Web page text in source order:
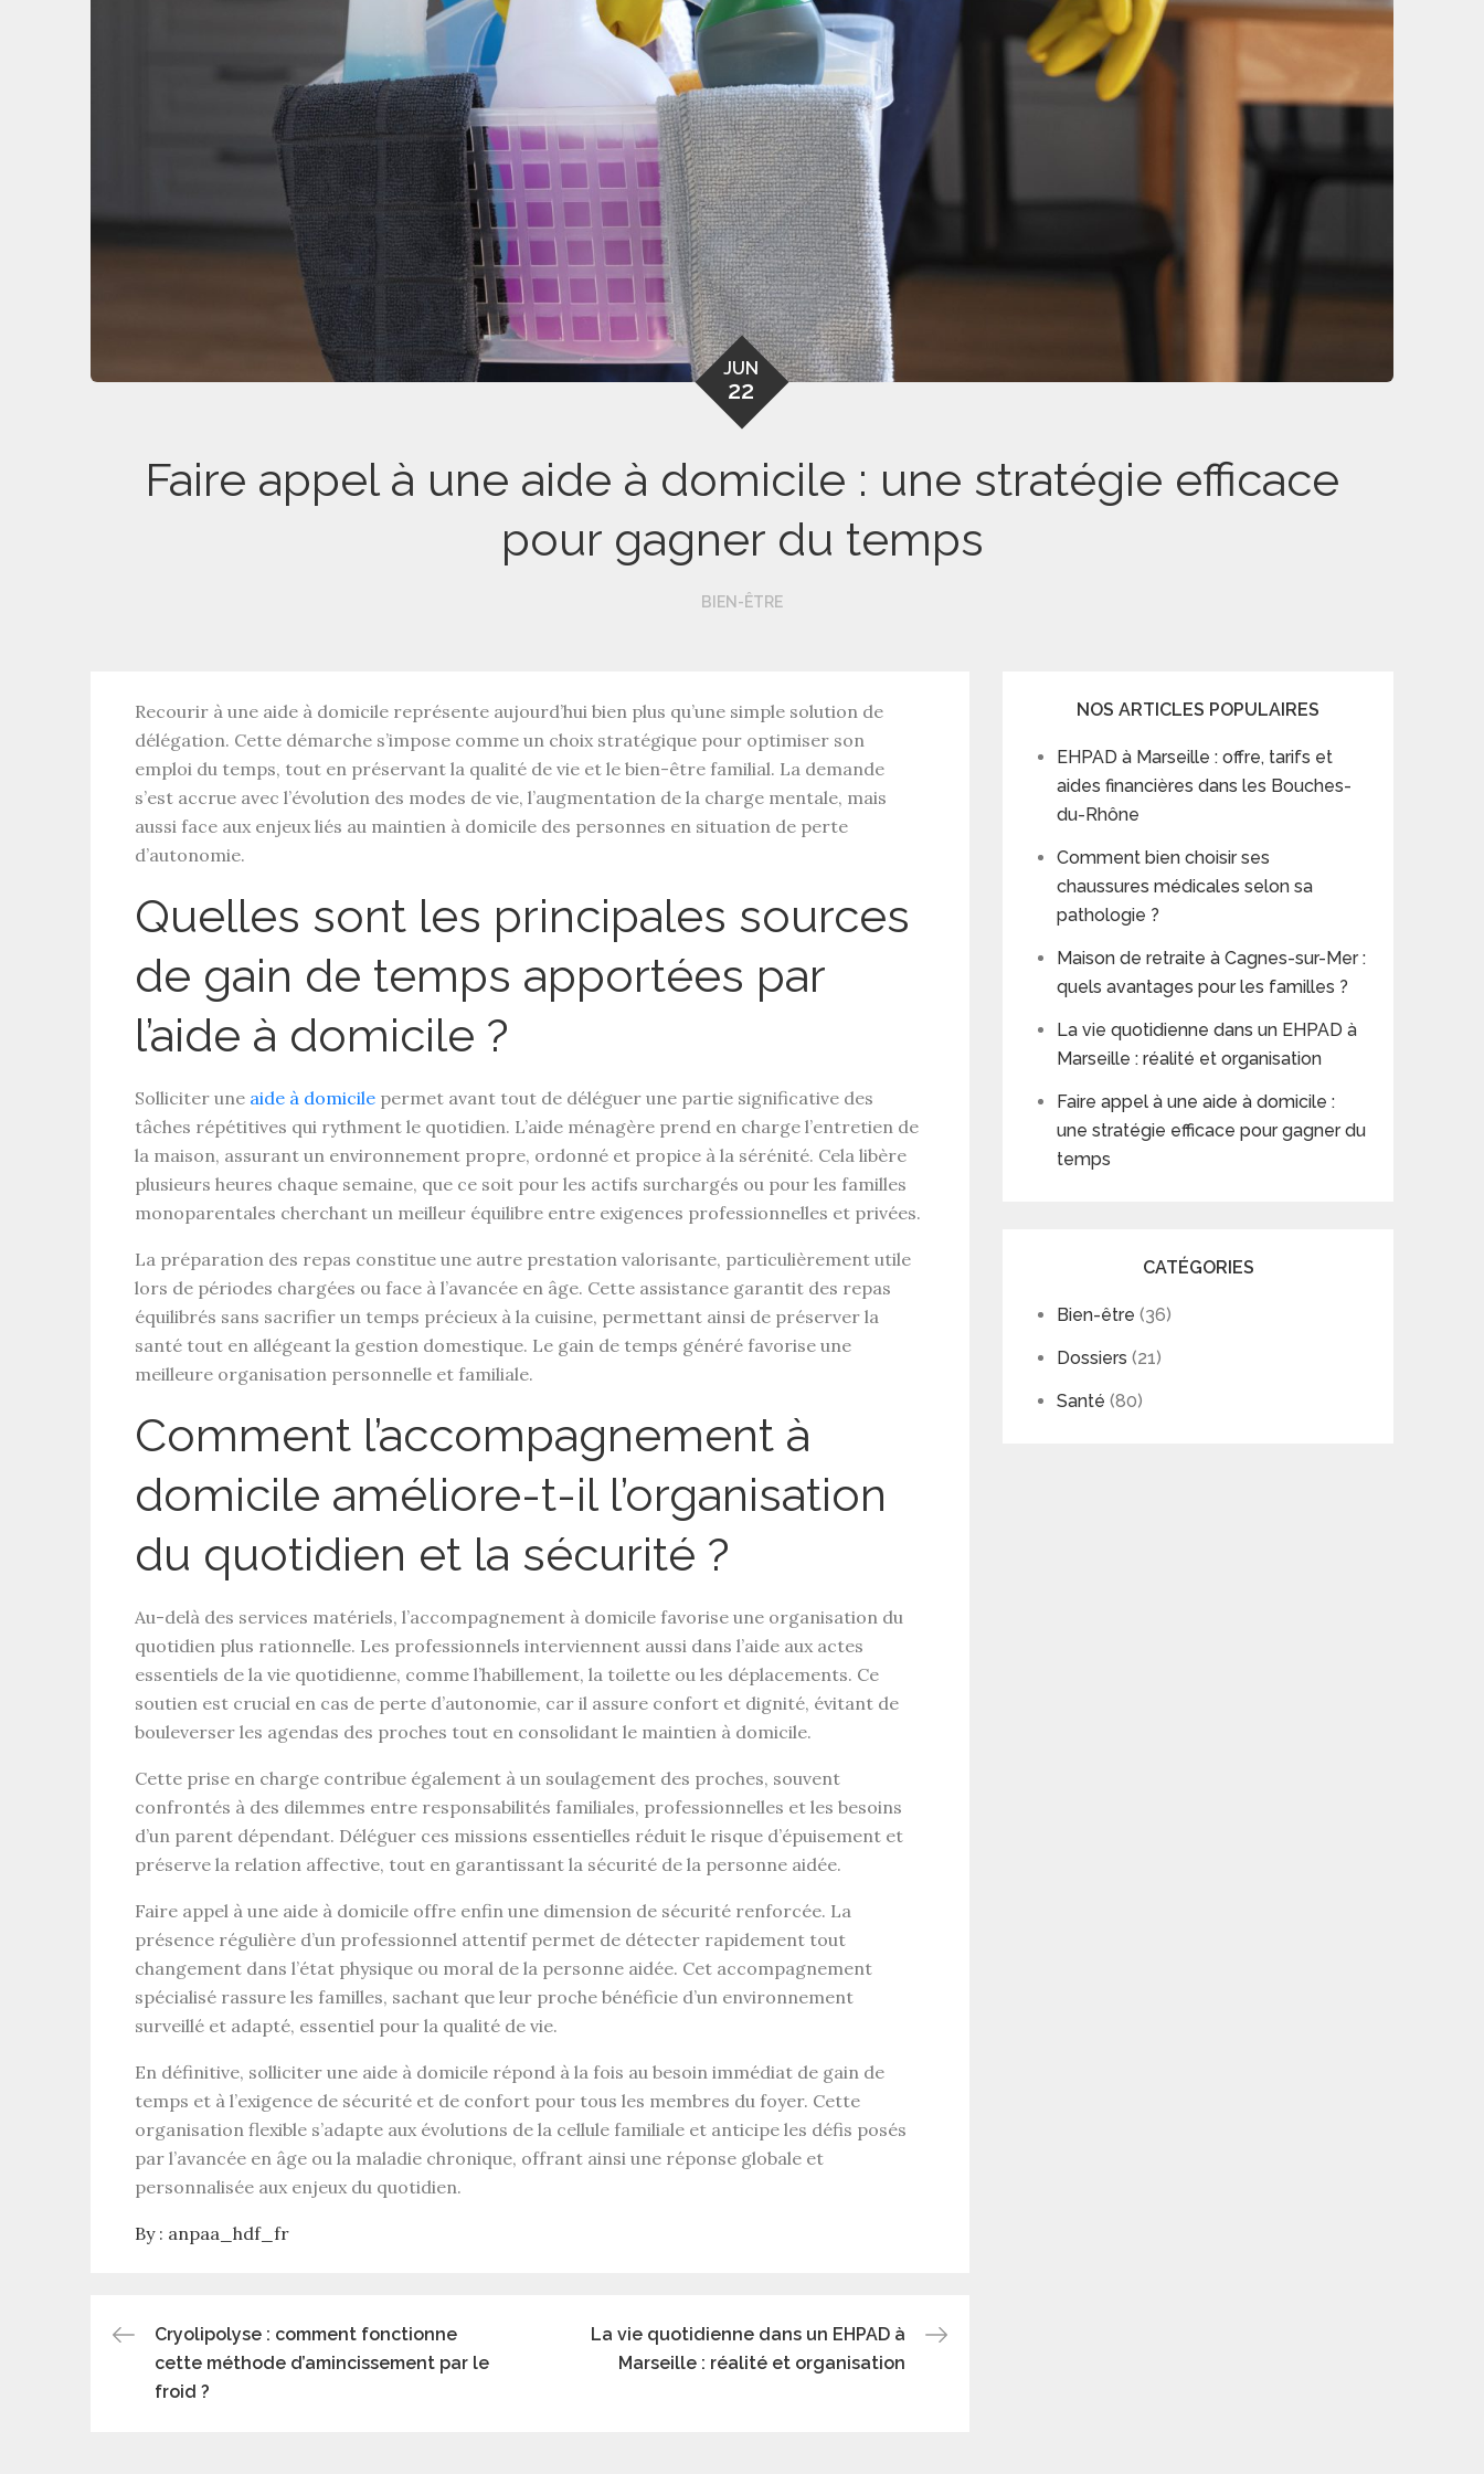
JUN
22
Faire appel à une aide à domicile : une stratégie efficace
pour gagner du temps
BIEN-ÊTRE
Recourir à une aide à domicile représente aujourd’hui bien plus qu’une simple solution de
délégation. Cette démarche s’impose comme un choix stratégique pour optimiser son
emploi du temps, tout en préservant la qualité de vie et le bien-être familial. La demande
s’est accrue avec l’évolution des modes de vie, l’augmentation de la charge mentale, mais
aussi face aux enjeux liés au maintien à domicile des personnes en situation de perte
d’autonomie.
Quelles sont les principales sources
de gain de temps apportées par
l’aide à domicile ?
Solliciter une aide à domicile permet avant tout de déléguer une partie significative des
tâches répétitives qui rythment le quotidien. L’aide ménagère prend en charge l’entretien de
la maison, assurant un environnement propre, ordonné et propice à la sérénité. Cela libère
plusieurs heures chaque semaine, que ce soit pour les actifs surchargés ou pour les familles
monoparentales cherchant un meilleur équilibre entre exigences professionnelles et privées.
La préparation des repas constitue une autre prestation valorisante, particulièrement utile
lors de périodes chargées ou face à l’avancée en âge. Cette assistance garantit des repas
équilibrés sans sacrifier un temps précieux à la cuisine, permettant ainsi de préserver la
santé tout en allégeant la gestion domestique. Le gain de temps généré favorise une
meilleure organisation personnelle et familiale.
Comment l’accompagnement à
domicile améliore-t-il l’organisation
du quotidien et la sécurité ?
Au-delà des services matériels, l’accompagnement à domicile favorise une organisation du
quotidien plus rationnelle. Les professionnels interviennent aussi dans l’aide aux actes
essentiels de la vie quotidienne, comme l’habillement, la toilette ou les déplacements. Ce
soutien est crucial en cas de perte d’autonomie, car il assure confort et dignité, évitant de
bouleverser les agendas des proches tout en consolidant le maintien à domicile.
Cette prise en charge contribue également à un soulagement des proches, souvent
confrontés à des dilemmes entre responsabilités familiales, professionnelles et les besoins
d’un parent dépendant. Déléguer ces missions essentielles réduit le risque d’épuisement et
préserve la relation affective, tout en garantissant la sécurité de la personne aidée.
Faire appel à une aide à domicile offre enfin une dimension de sécurité renforcée. La
présence régulière d’un professionnel attentif permet de détecter rapidement tout
changement dans l’état physique ou moral de la personne aidée. Cet accompagnement
spécialisé rassure les familles, sachant que leur proche bénéficie d’un environnement
surveillé et adapté, essentiel pour la qualité de vie.
En définitive, solliciter une aide à domicile répond à la fois au besoin immédiat de gain de
temps et à l’exigence de sécurité et de confort pour tous les membres du foyer. Cette
organisation flexible s’adapte aux évolutions de la cellule familiale et anticipe les défis posés
par l’avancée en âge ou la maladie chronique, offrant ainsi une réponse globale et
personnalisée aux enjeux du quotidien.
By : anpaa_hdf_fr
Post
navigation
Cryolipolyse : comment fonctionne
cette méthode d’amincissement par le
froid ?
La vie quotidienne dans un EHPAD à
Marseille : réalité et organisation
NOS ARTICLES POPULAIRES
EHPAD à Marseille : offre, tarifs et
aides financières dans les Bouches-
du-Rhône
Comment bien choisir ses
chaussures médicales selon sa
pathologie ?
Maison de retraite à Cagnes-sur-Mer :
quels avantages pour les familles ?
La vie quotidienne dans un EHPAD à
Marseille : réalité et organisation
Faire appel à une aide à domicile :
une stratégie efficace pour gagner du
temps
CATÉGORIES
Bien-être (36)
Dossiers (21)
Santé (80)